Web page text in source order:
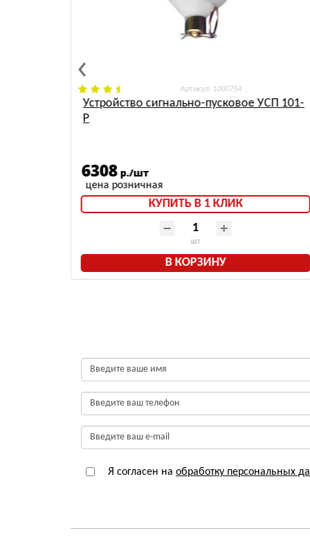
: 1000754
Устройство сигнально-пусковое УСП 101-
Р
6308 р./шт
КУПИТЬ В 1 КЛИК
шт
В КОРЗИНУ
Я согласен на обработку персональных